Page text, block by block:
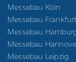
Messebau Köln
Messebau Frankfurt
Messebau
Messebau
Messebau Leipzig